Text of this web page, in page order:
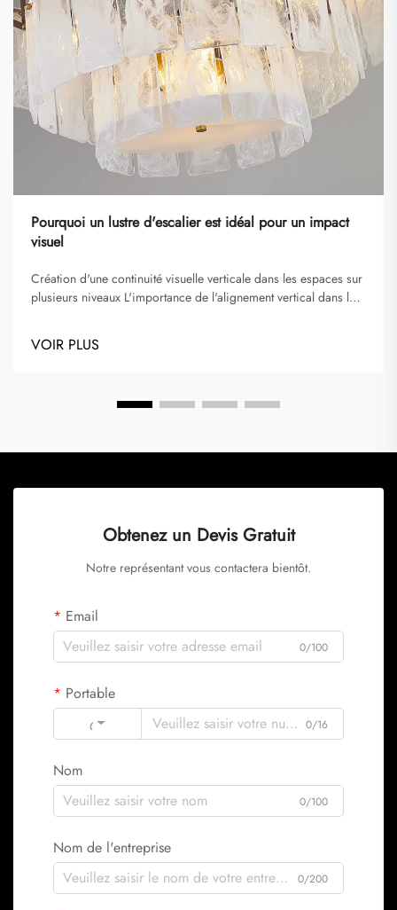
Pourquoi un lustre d'escalier est idéal pour un impact
visuel
Création d'une continuité visuelle verticale dans les espaces sur
plusieurs niveaux L'importance de l'alignement vertical dans la
puits d'escalier, améliorant le flux visuel et guidant l'œil de
VOIR PLUS
Obtenez un Devis Gratuit
Notre représentant vous contactera bientôt.
Email
0/100
Portable
Code
0/16
Nom
0/100
Nom de l'entreprise
0/200